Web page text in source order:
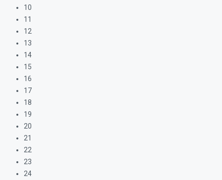
10
11
12
13
14
15
16
17
18
19
20
21
22
23
24